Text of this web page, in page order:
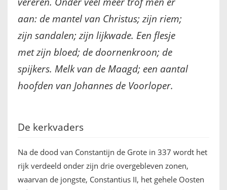
IKOON GESCHIEDENIS
IKONEN, EEN INTRODUCTIE
OVER DE STICHTING
LEXIKON
SCHILDERCURSUSSEN
aan: de mantel van Christus; zijn riem;
zijn sandalen; zijn lijkwade. Een flesje
met zijn bloed; de doornenkroon; de
spijkers. Melk van de Maagd; een aantal
hoofden van Johannes de Voorloper.
De kerkvaders
Na de dood van Constantijn de Grote in 337 wordt het
rijk verdeeld onder zijn drie overgebleven zonen,
waarvan de jongste, Constantius II, het gehele Oosten